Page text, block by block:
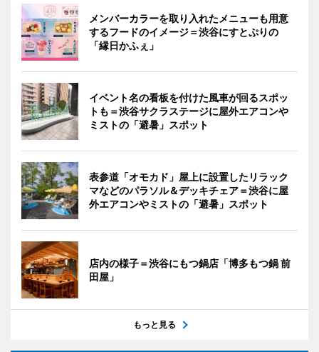
メンバーカラーを取り入れたメニューも用意
するフードのイメージ＝渋谷にすとぷりの
「縁日かふぇ」
イベント名の看板を付けた風車が回るスポッ
トも＝渋谷サクラステージに屋外エアコンや
ミストの「避暑」スポット
表参道「オモカド」屋上に設置したリラック
マなどのパラソル＆デッキチェア＝渋谷に屋
外エアコンやミストの「避暑」スポット
店内の様子＝渋谷にもつ鍋店「博多もつ鍋 前
田屋」
もっと見る